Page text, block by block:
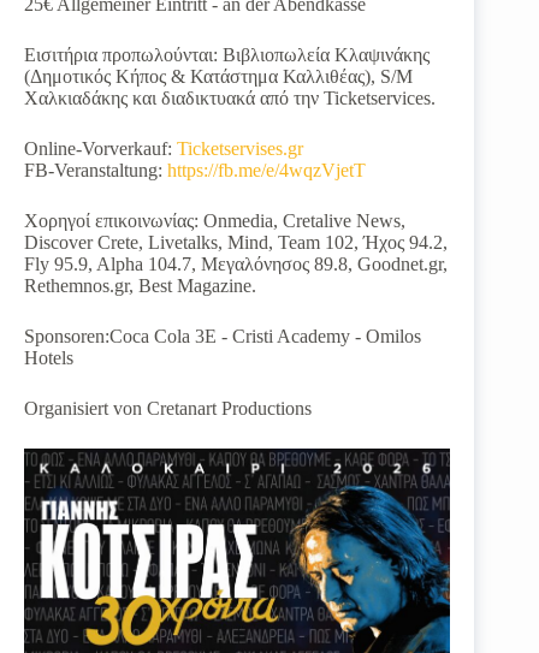
Εισιτήρια προπωλούνται: Βιβλιοπωλεία Κλαψινάκης
(Δημοτικός Κήπος & Κατάστημα Καλλιθέας), S/M
Χαλκιαδάκης και διαδικτυακά από την Ticketservices.
Online-Vorverkauf: Ticketservises.gr
FB-Veranstaltung: https://fb.me/e/4wqzVjetT
Χορηγοί επικοινωνίας: Onmedia, Cretalive News,
Discover Crete, Livetalks, Mind, Team 102, Ήχος 94.2,
Fly 95.9, Alpha 104.7, Μεγαλόνησος 89.8, Goodnet.gr,
Rethemnos.gr, Best Magazine.
Sponsoren:Coca Cola 3E - Cristi Academy - Omilos
Hotels
Organisiert von Cretanart Productions